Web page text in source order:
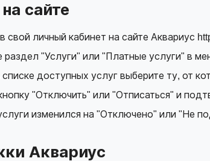
сайте
свой личный кабинет на сайте Аквариус
раздел "Услуги" или "Платные услуги" в
списке доступных услуг выберите ту, от
"Отключить" или "Отписаться" и
изменился на "Отключено" или "Не
Аквариус